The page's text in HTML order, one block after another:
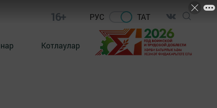
16+ РУС ТАТ
Котлаулар